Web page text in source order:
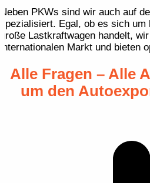
Neben PKWs sind wir auch auf
spezialisiert. Egal, ob es sich um
große Lastkraftwagen handelt,
internationalen Markt und bieten
Alle Fragen – Alle
um den